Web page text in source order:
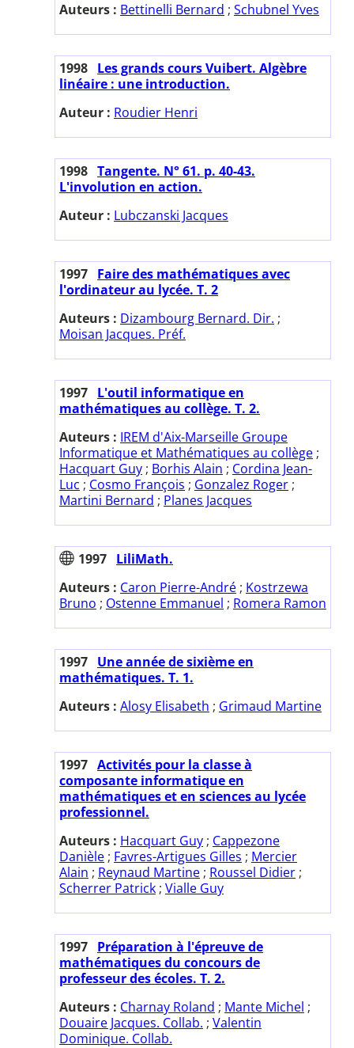
Auteurs : Bettinelli Bernard ; Schubnel Yves
1998 Les grands cours Vuibert. Algèbre
linéaire : une introduction.
Auteur : Roudier Henri
1998 Tangente. N° 61. p. 40-43.
L'involution en action.
Auteur : Lubczanski Jacques
1997 Faire des mathématiques avec
l'ordinateur au lycée. T. 2
Auteurs : Dizambourg Bernard. Dir. ;
Moisan Jacques. Préf.
1997 L'outil informatique en
mathématiques au collège. T. 2.
Auteurs : IREM d'Aix-Marseille Groupe
Informatique et Mathématiques au collège ;
Hacquart Guy ; Borhis Alain ; Cordina Jean-
Luc ; Cosmo François ; Gonzalez Roger ;
Martini Bernard ; Planes Jacques
1997 LiliMath.
Auteurs : Caron Pierre-André ; Kostrzewa
Bruno ; Ostenne Emmanuel ; Romera Ramon
1997 Une année de sixième en
mathématiques. T. 1.
Auteurs : Alosy Elisabeth ; Grimaud Martine
1997 Activités pour la classe à
composante informatique en
mathématiques et en sciences au lycée
professionnel.
Auteurs : Hacquart Guy ; Cappezone
Danièle ; Favres-Artigues Gilles ; Mercier
Alain ; Reynaud Martine ; Roussel Didier ;
Scherrer Patrick ; Vialle Guy
1997 Préparation à l'épreuve de
mathématiques du concours de
professeur des écoles. T. 2.
Auteurs : Charnay Roland ; Mante Michel ;
Douaire Jacques. Collab. ; Valentin
Dominique. Collab.